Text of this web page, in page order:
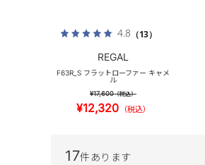
4.8 （13）
REGAL
F63R_S フラットローファー キャメ
ル
¥17,600（税込）
¥12,320 （税込）
17件あります